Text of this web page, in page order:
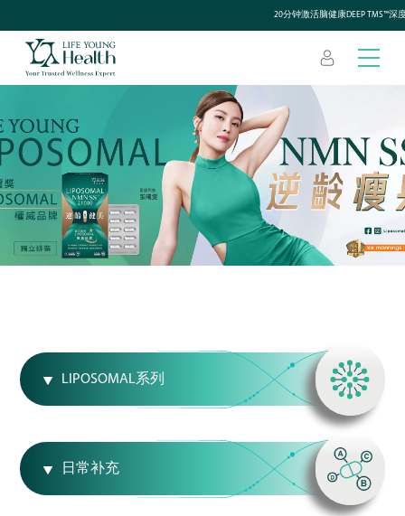
20分钟激活脑健康DEEP TMS™深
LIPOSOMAL系列
日常补充